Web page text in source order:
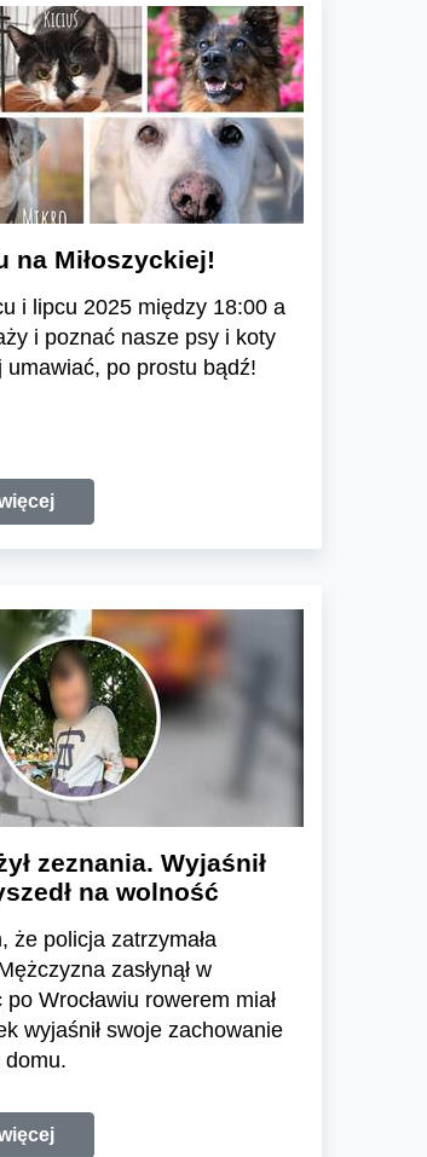
na Miłoszyckiej!
i lipcu 2025 między 18:00 a
i poznać nasze psy i koty
po prostu bądź!
zeznania. Wyjaśnił
na wolność
że policja zatrzymała
zasłynął w
Wrocławiu rowerem miał
wyjaśnił swoje zachowanie
domu.